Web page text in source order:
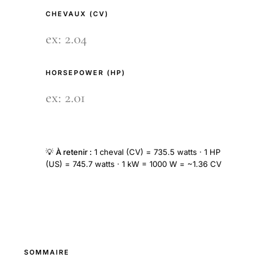
CHEVAUX (CV)
HORSEPOWER (HP)
💡 À retenir : 1 cheval (CV) = 735.5 watts · 1 HP
(US) = 745.7 watts · 1 kW = 1000 W = ~1.36 CV
SOMMAIRE